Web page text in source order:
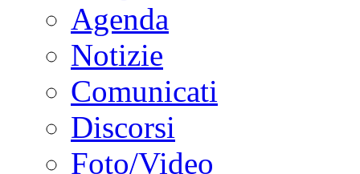
Agenda
Notizie
Comunicati
Discorsi
Foto/Video